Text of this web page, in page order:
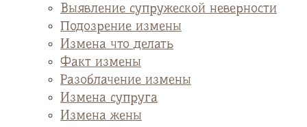
Выявление супружеской неверности
Подозрение измены
Измена что делать
Факт измены
Разоблачение измены
Измена супруга
Измена жены